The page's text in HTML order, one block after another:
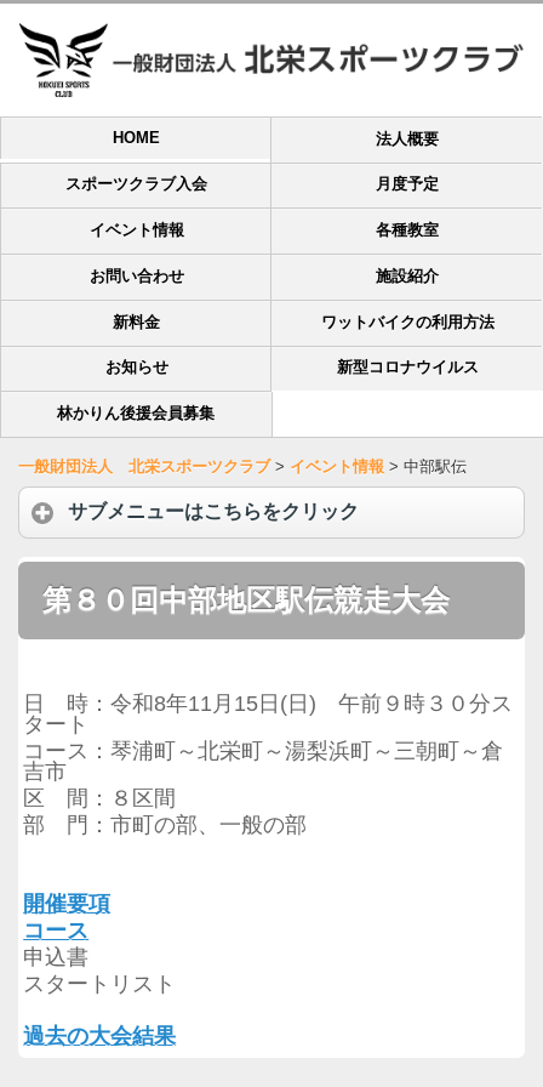
HOME 法人概要
スポーツクラブ入会 月度予定
イベント情報 各種教室
お問い合わせ 施設紹介
新料金 ワットバイクの利用方法
お知らせ 新型コロナウイルス
林かりん後援会員募集
一般財団法人 北栄スポーツクラブ> イベント情報 > 中部駅伝
サブメニューはこちらをクリック
第８０回中部地区駅伝競走大会
日 時：令和8年11月15日(日) 午前９時３０分ス
タート
コース：琴浦町～北栄町～湯梨浜町～三朝町～倉
吉市
区 間：８区間
部 門：市町の部、一般の部
開催要項
コース
申込書
スタートリスト
過去の大会結果